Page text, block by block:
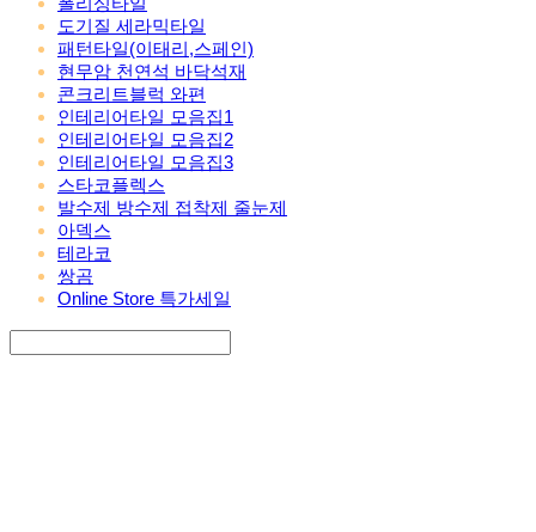
도기질 세라믹타일
패턴타일(이태리,스페인)
현무암 천연석 바닥석재
콘크리트블럭 와편
인테리어타일 모음집1
인테리어타일 모음집2
인테리어타일 모음집3
스타코플렉스
발수제 방수제 접착제 줄눈제
아덱스
테라코
쌍곰
Online Store 특가세일